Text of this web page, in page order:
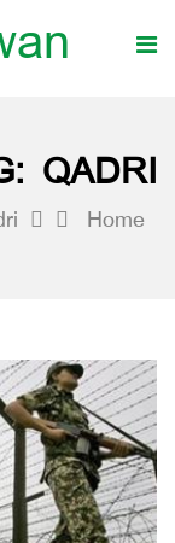
QADRI
Home